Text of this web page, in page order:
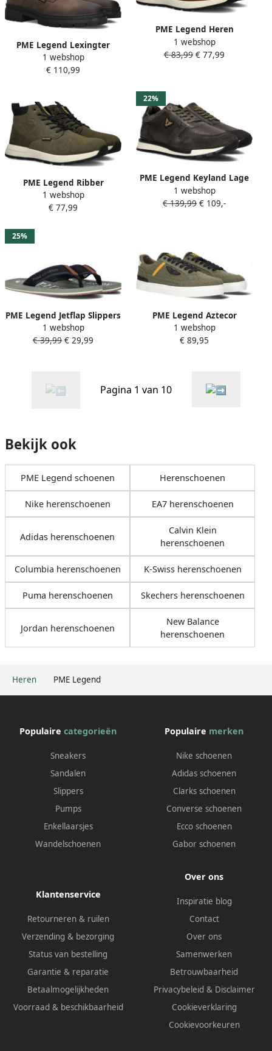
Heren PME Legend
PME Legend Lexingter
Veterboots Laarzen Met
Veters Heren Groen
1 webshop
€ 110,99
PME Legend Heren
Veterschoenen Ribber
Brown Heren
1 webshop
€ 83,99 € 77,99
PME Legend Ribber
Veterschoenen Heren Groen
1 webshop
€ 77,99
22%
PME Legend Keyland Lage
sneakers Leren Sneaker
Heren Groen
1 webshop
€ 139,99 € 109,-
25%
PME Legend Jetflap Slippers
Heren Blauw
1 webshop
€ 39,99 € 29,99
PME Legend Aztecor
Sneakers groen Textiel
Heren
1 webshop
€ 89,95
Pagina 1 van 10
Bekijk ook
PME Legend schoenen Herenschoenen
Nike herenschoenen EA7 herenschoenen
Adidas herenschoenen
Calvin Klein
herenschoenen
Columbia herenschoenen K-Swiss herenschoenen
Puma herenschoenen Skechers herenschoenen
Jordan herenschoenen
New Balance
herenschoenen
Populaire categorieën
Sneakers
Sandalen
Slippers
Pumps
Enkellaarsjes
Wandelschoenen
Populaire merken
Nike schoenen
Adidas schoenen
Clarks schoenen
Converse schoenen
Ecco schoenen
Gabor schoenen
Klantenservice
Retourneren & ruilen
Verzending & bezorging
Status van bestelling
Garantie & reparatie
Betaalmogelijkheden
Voorraad & beschikbaarheid
Over ons
Inspiratie blog
Contact
Over ons
Samenwerken
Betrouwbaarheid
Privacybeleid & Disclaimer
Cookieverklaring
Cookievoorkeuren